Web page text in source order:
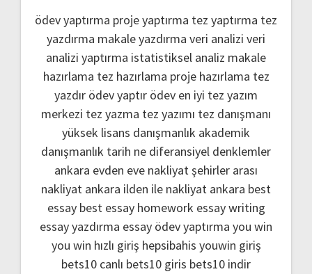
ödev yaptırma proje yaptırma tez yaptırma tez
yazdırma makale yazdırma veri analizi veri
analizi yaptırma istatistiksel analiz makale
hazırlama tez hazırlama proje hazırlama tez
yazdır ödev yaptır ödev en iyi tez yazım
merkezi tez yazma tez yazımı tez danışmanı
yüksek lisans danışmanlık akademik
danışmanlık tarih ne diferansiyel denklemler
ankara evden eve nakliyatşehirler arası
nakliyat ankara ilden ile nakliyat ankara best
essay best essay homework essay writing
essay yazdırma essay ödev yaptırma you win
you win hızlı giriş hepsibahis youwin giriş
bets10 canlı bets10 giris bets10 indir